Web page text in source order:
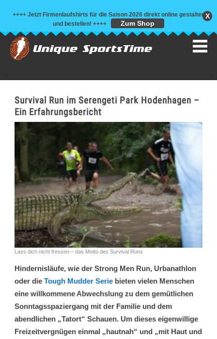
++++ Jetzt Firmenlaufshirts für die Saison 2026 direkt online gestalten
und bestellen! ++++ Zum Shop
X
Survival Run im Serengeti Park Hodenhagen –
Ein Erfahrungsbericht
Lass dich nicht fressen – das Motto des Survival Runs
Hindernisläufe, wie der Strong Men Run, Urbanathlon
oder die Tough Mudder Serie bieten vielen Menschen
eine willkommene Abwechslung zu dem gemütlichen
Sonntagsspaziergang mit der Familie und dem
abendlichen „Tatort“ Schauen. Um dieses eigenwillige
Freizeitvergnügen einmal „hautnah“ und „mit Haut und